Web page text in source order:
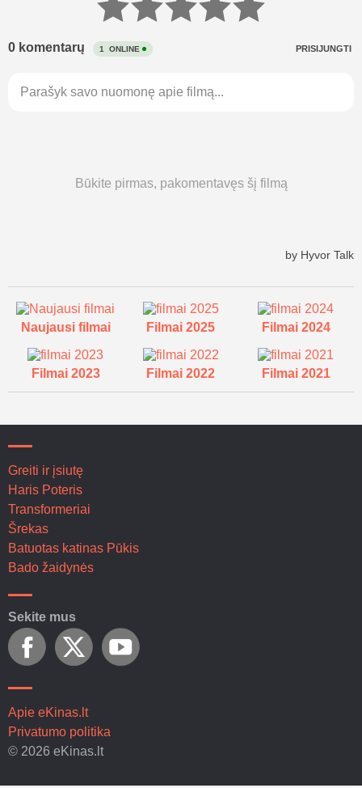
Naujausi filmai Filmai 2025 Filmai 2024
Filmai 2023 Filmai 2022 Filmai 2021
Greiti ir įsiutę
Haris Poteris
Transformeriai
Šrekas
Batuotas katinas Pūkis
Bado žaidynės
Sekite mus
Apie eKinas.lt
Privatumo politika
© 2026 eKinas.lt